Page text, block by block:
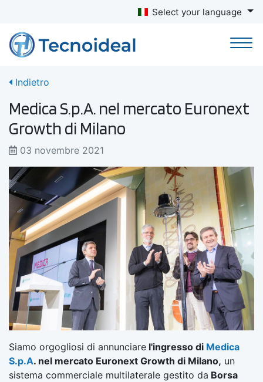
Select your language
Indietro
Medica S.p.A. nel mercato Euronext
Growth di Milano
03 novembre 2021
Siamo orgogliosi di annunciare l'ingresso di Medica
S.p.A. nel mercato Euronext Growth di Milano, un
sistema commerciale multilaterale gestito da Borsa